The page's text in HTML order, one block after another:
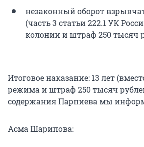
незаконный оборот
(часть 3 статьи 222.1 УК
колонии и штраф 250 тысяч
Итоговое наказание: 13 лет
режима и штраф 250 тысяч
содержания Парпиева мы
Асма Шарипова: